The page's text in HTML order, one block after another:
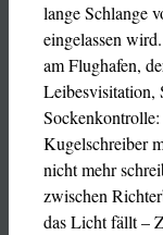
lange Schlange
eingelassen
am Flughafen,
Leibesvisitation,
Kugelschreiber
nicht mehr
zwischen
das Licht fällt –